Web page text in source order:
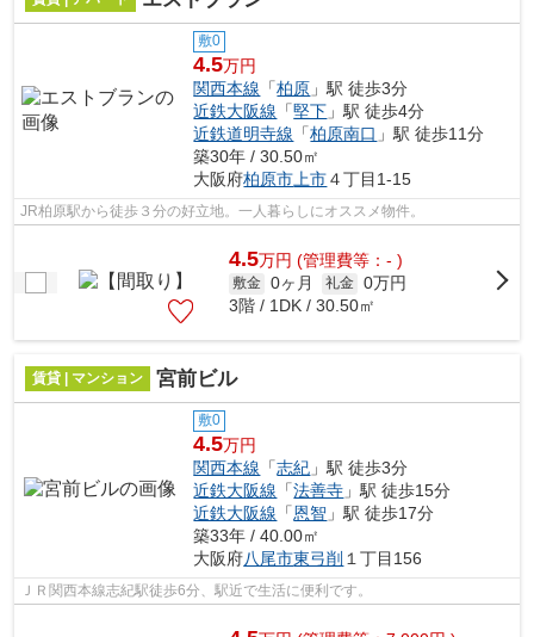
敷0
4.5万円
関西本線 「柏原 」駅 徒歩3分
近鉄大阪線 「堅下 」駅 徒歩4分
近鉄道明寺線 「柏原南口 」駅 徒歩11分
築30年 / 30.50㎡
大阪府柏原市 上市４丁目1-15
JR柏原駅から徒歩３分の好立地。一人暮らしにオススメ物件。
4.5万円 (管理費等：- )
敷金 0ヶ月 礼金 0万円
3階 / 1DK / 30.50㎡
賃貸 | マンション 宮前ビル
敷0
4.5万円
関西本線 「志紀 」駅 徒歩3分
近鉄大阪線 「法善寺 」駅 徒歩15分
近鉄大阪線 「恩智 」駅 徒歩17分
築33年 / 40.00㎡
大阪府八尾市東弓削 １丁目156
ＪＲ関西本線志紀駅徒歩6分、駅近で生活に便利です。